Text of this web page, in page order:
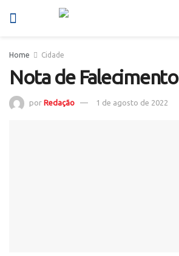
Home Cidade
Nota de Falecimento
por Redação 1 de agosto de 2022